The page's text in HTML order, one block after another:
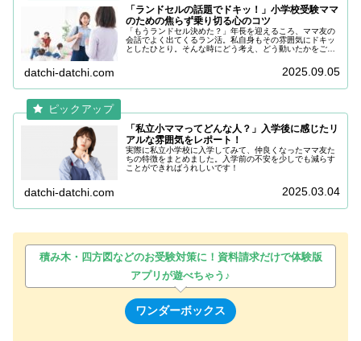
「ランドセルの話題でドキッ！」小学校受験ママ
のための焦らず乗り切る心のコツ
「もうランドセル決めた？」年長を迎えるころ、ママ友の
会話でよく出てくるラン活。私自身もその雰囲気にドキッ
としたひとり。そんな時にどう考え、どう動いたかをご紹
datchi-datchi.com 2025.09.05
「私立小ママってどんな人？」入学後に感じたリ
アルな雰囲気をレポート！
実際に私立小学校に入学してみて、仲良くなったママ友た
ちの特徴をまとめました。入学前の不安を少しでも減らす
ことができればうれしいです！
datchi-datchi.com 2025.03.04
積み木・四方図などのお受験対策に！資料請求だけで体験版
アプリが遊べちゃう♪
ワンダーボックス